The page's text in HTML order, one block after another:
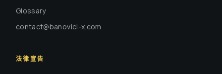
Glossary
contact@banovici-x.com
法律宣告